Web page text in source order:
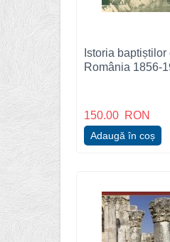
Istoria baptiștilor
România 1856-
150.00 RON
Adaugă în coș